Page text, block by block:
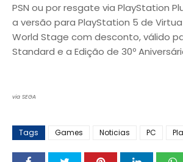
PSN ou por resgate via PlayStation
a versão para PlayStation 5 de Virtua
World Stage com desconto, válido
Standard e a Edição de 30º
via SEGA
Tags Games Noticias PC